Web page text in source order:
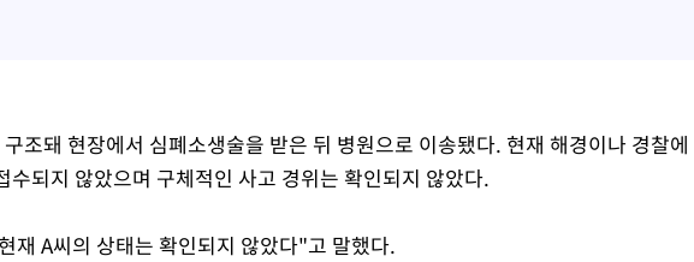
조돼 현장에서 심폐소생술을 받은 뒤 병원으로 이송됐다. 현재 해경이나 경찰에
수되지 않았으며 구체적인 사고 경위는 확인되지 않았다.
재 A씨의 상태는 확인되지 않았다"고 말했다.